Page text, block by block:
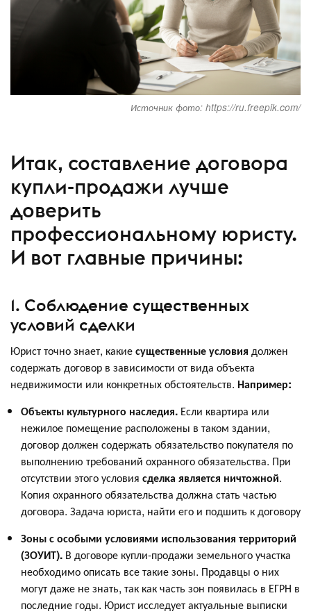
Источник фото: https://ru.freepik.com/
Итак, составление договора
купли-продажи лучше
доверить
профессиональному юристу.
И вот главные причины:
1. Соблюдение существенных
условий сделки
Юрист точно знает, какиесущественные условия должен
содержать договор в зависимости от вида объекта
недвижимости или конкретных обстоятельств. Например:
Объекты культурного наследия. Если квартира или
нежилое помещение расположены в таком здании,
договор должен содержать обязательство покупателя по
выполнению требований охранного обязательства. При
отсутствии этого условия сделка является ничтожной.
Копия охранного обязательства должна стать частью
договора. Задача юриста, найти его и подшить к договору
Зоны с особыми условиями использования территорий
(ЗОУИТ). В договоре купли-продажи земельного участка
необходимо описать все такие зоны. Продавцы о них
могут даже не знать, так как часть зон появилась в ЕГРН в
последние годы. Юрист исследует актуальные выписки